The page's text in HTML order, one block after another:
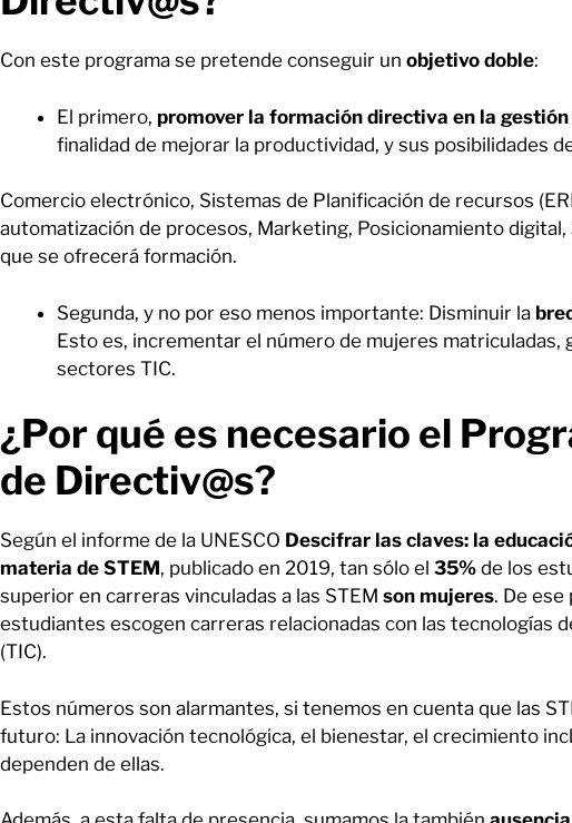
Con este programa se pretende conseguir un objetivo doble:
El primero, promover la formación directiva en la
finalidad de mejorar la productividad, y sus posibilidades
Comercio electrónico, Sistemas de Planificación de recursos
automatización de procesos, Marketing, Posicionamiento digital,
que se ofrecerá formación.
Segunda, y no por eso menos importante: Disminuir la
Esto es, incrementar el número de mujeres matriculadas,
sectores TIC.
¿Por qué es necesario el
de Directiv@s?
Según el informe de la UNESCO Descifrar las claves: la
materia de STEM, publicado en 2019, tan sólo el 35% de los
superior en carreras vinculadas a las STEM son mujeres. De
estudiantes escogen carreras relacionadas con las tecnologías
(TIC).
Estos números son alarmantes, si tenemos en cuenta que las
futuro: La innovación tecnológica, el bienestar, el crecimiento
dependen de ellas.